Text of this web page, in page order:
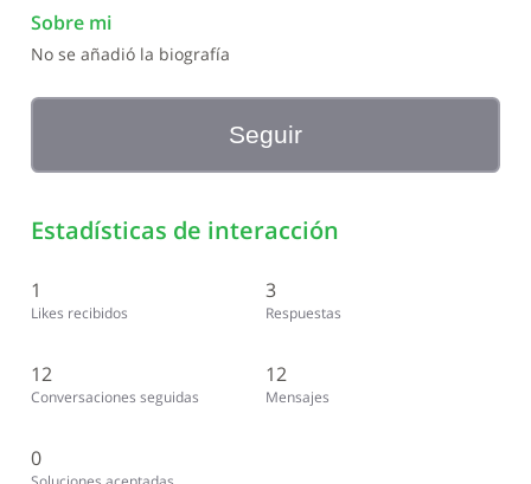
Sobre mi
No se añadió la biografía
Seguir
Estadísticas de interacción
1
Likes recibidos
3
Respuestas
12
Conversaciones seguidas
12
Mensajes
0